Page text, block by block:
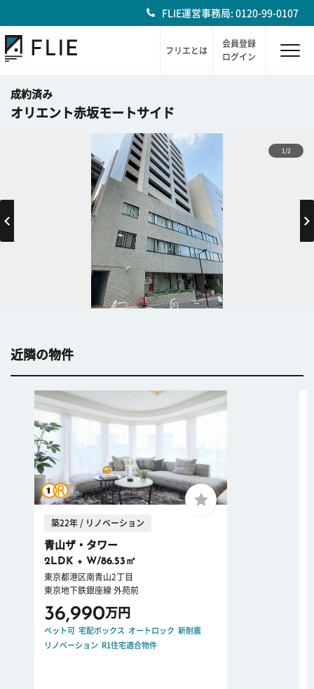
FLIE運営事務局: 0120-99-0107
フリエとは
会員登録
ログイン
成約済み
オリエント赤坂モートサイド
1/2
近隣の物件
築22年 / リノベーション
青山ザ・タワー
2LDK + W/86.53㎡
東京都港区南青山2丁目
東京地下鉄銀座線 外苑前
36,990万円
ペット可 宅配ボックス オートロック 新耐震
リノベーション
R1住宅適合物件